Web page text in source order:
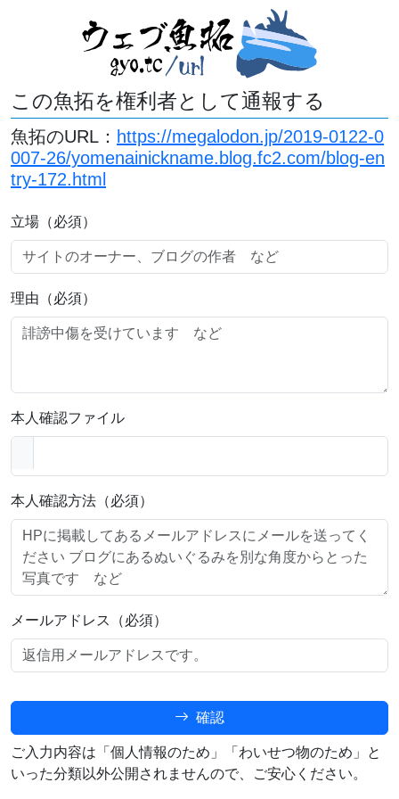
この魚拓を権利者として通報する
魚拓のURL： https://megalodon.jp/2019-0122-0
007-26/yomenainickname.blog.fc2.com/blog-en
try-172.html
立場（必須）
理由（必須）
本人確認ファイル
本人確認方法（必須）
メールアドレス（必須）
確認
ご入力内容は「個人情報のため」「わいせつ物のため」と
いった分類以外公開されませんので、ご安心ください。